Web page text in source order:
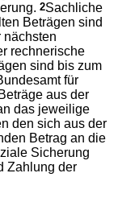
2Sachliche
Beträgen sind
nächsten
rechnerische
sind bis zum
für
aus der
das jeweilige
den sich aus der
Betrag an die
Sicherung
Zahlung der